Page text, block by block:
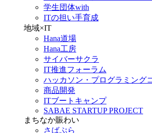
学生団体with
ITの担い手育成
地域×IT
Hana道場
Hana工房
サイバーサクラ
IT推進フォーラム
ハッカソン・プログラミング
商品開発
ITブートキャンプ
SABAE STARTUP PROJECT
まちなか賑わい
さばぷら